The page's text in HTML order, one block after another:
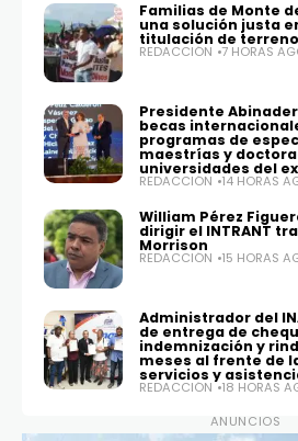
Familias de Monte
una solución justa
titulación de
REDACCIÓN 7 HORAS
Presidente
becas
programas de
maestrías y
universidades del
REDACCIÓN 14 HORAS
William Pérez
dirigir el INTRANT
Morrison
REDACCIÓN 15 HORAS
Administrador del
de entrega de
indemnización y
meses al frente de
servicios y
REDACCIÓN
18 HORAS
ANUNCIOS